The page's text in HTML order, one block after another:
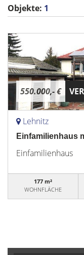
Objekte: 1
550.000,- €
Lehnitz
Einfamilienhaus
Einfamilienhaus
177 m²
WOHNFLÄCHE